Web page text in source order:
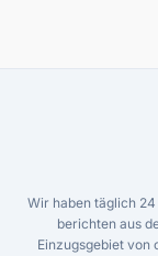
Wir haben täglich
berichten aus
Einzugsgebiet von